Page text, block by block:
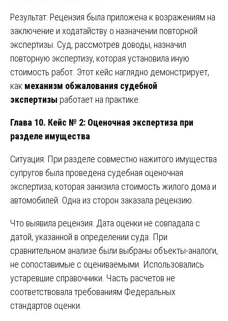
Результат: Рецензия была приложена к возражениям на
заключение и ходатайству о назначении повторной
экспертизы. Суд, рассмотрев доводы, назначил
повторную экспертизу, которая установила иную
стоимость работ. Этот кейс наглядно демонстрирует,
как механизм обжалования судебной
экспертизы работает на практике.
Глава 10. Кейс № 2: Оценочная экспертиза при
разделе имущества
Ситуация: При разделе совместно нажитого имущества
супругов была проведена судебная оценочная
экспертиза, которая занизила стоимость жилого дома и
автомобилей. Одна из сторон заказала рецензию.
Что выявила рецензия: Дата оценки не совпадала с
датой, указанной в определении суда. При
сравнительном анализе были выбраны объекты-аналоги,
не сопоставимые с оцениваемыми. Использовались
устаревшие справочники. Часть расчетов не
соответствовала требованиям Федеральных
стандартов оценки.